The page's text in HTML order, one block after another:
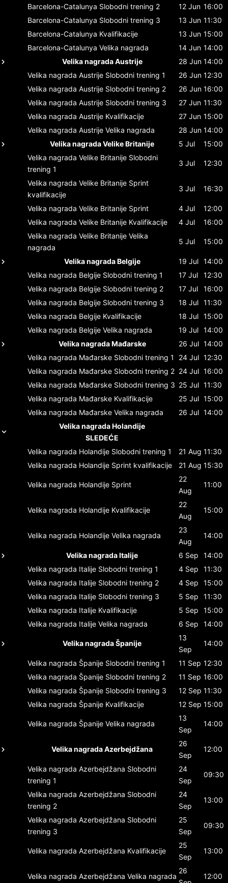
Barcelona-Catalunya Slobodni trening 2 12 Jun 16:00
Barcelona-Catalunya Slobodni trening 3 13 Jun 11:30
Barcelona-Catalunya Kvalifikacije 13 Jun 15:00
Barcelona-Catalunya Velika nagrada 14 Jun 14:00
Velika nagrada Austrije
28 Jun 14:00
Velika nagrada Austrije Slobodni trening 1 26 Jun 12:30
Velika nagrada Austrije Slobodni trening 2 26 Jun 16:00
Velika nagrada Austrije Slobodni trening 3 27 Jun 11:30
Velika nagrada Austrije Kvalifikacije 27 Jun 15:00
Velika nagrada Austrije Velika nagrada 28 Jun 14:00
Velika nagrada Velike Britanije
5 Jul
15:00
Velika nagrada Velike Britanije Slobodni
trening 1
3 Jul 12:30
Velika nagrada Velike Britanije Sprint
kvalifikacije
3 Jul 16:30
Velika nagrada Velike Britanije Sprint 4 Jul
12:00
Velika nagrada Velike Britanije Kvalifikacije 4 Jul
16:00
Velika nagrada Velike Britanije Velika
nagrada
5 Jul 15:00
Velika nagrada Belgije 19 Jul 14:00
Velika nagrada Belgije Slobodni trening 1 17 Jul
12:30
Velika nagrada Belgije Slobodni trening 2 17 Jul
16:00
Velika nagrada Belgije Slobodni trening 3 18 Jul 11:30
Velika nagrada Belgije Kvalifikacije 18 Jul 15:00
Velika nagrada Belgije Velika nagrada 19 Jul 14:00
Velika nagrada Mađarske
26 Jul 14:00
Velika nagrada Mađarske Slobodni trening 1 24 Jul 12:30
Velika nagrada Mađarske Slobodni trening 2 24 Jul 16:00
Velika nagrada Mađarske Slobodni trening 3 25 Jul 11:30
Velika nagrada Mađarske Kvalifikacije 25 Jul 15:00
Velika nagrada Mađarske Velika nagrada 26 Jul 14:00
Velika nagrada Holandije
SLEDEĆE
Velika nagrada Holandije Slobodni trening 1 21 Aug 11:30
Velika nagrada Holandije Sprint kvalifikacije 21 Aug 15:30
Velika nagrada Holandije Sprint
22
Aug
11:00
Velika nagrada Holandije Kvalifikacije
22
Aug
15:00
Velika nagrada Holandije Velika nagrada
23
Aug
14:00
Velika nagrada Italije 6 Sep
14:00
Velika nagrada Italije Slobodni trening 1 4 Sep
11:30
Velika nagrada Italije Slobodni trening 2 4 Sep
15:00
Velika nagrada Italije Slobodni trening 3 5 Sep
11:30
Velika nagrada Italije Kvalifikacije 5 Sep
15:00
Velika nagrada Italije Velika nagrada 6 Sep 14:00
Velika nagrada Španije
13
Sep
14:00
Velika nagrada Španije Slobodni trening 1 11 Sep 12:30
Velika nagrada Španije Slobodni trening 2 11 Sep 16:00
Velika nagrada Španije Slobodni trening 3 12 Sep 11:30
Velika nagrada Španije Kvalifikacije 12 Sep 15:00
Velika nagrada Španije Velika nagrada
13
Sep
14:00
Velika nagrada Azerbejdžana
26
Sep
12:00
Velika nagrada Azerbejdžana Slobodni
trening 1
24
Sep
09:30
Velika nagrada Azerbejdžana Slobodni
trening 2
24
Sep
13:00
Velika nagrada Azerbejdžana Slobodni
trening 3
25
Sep
09:30
Velika nagrada Azerbejdžana Kvalifikacije
25
Sep
13:00
Velika nagrada Azerbejdžana Velika nagrada
26
12:00